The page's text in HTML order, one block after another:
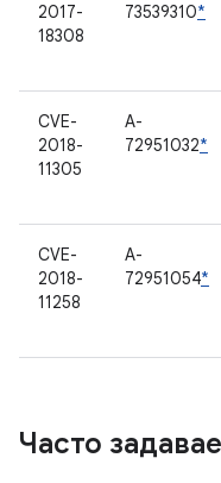
2017-
18308
73539310*
CVE-
2018-
11305
A-
72951032*
CVE-
2018-
11258
A-
72951054*
Часто